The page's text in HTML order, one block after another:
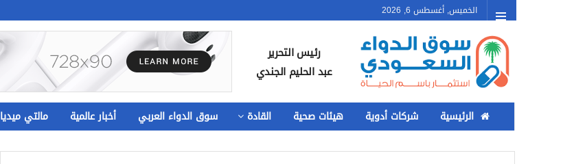
الخميس, أغسطس 6, 2026
رئيس التحرير
عبد الحليم الجندي
الرئيسية شركات أدوية هيئات صحية القادة سوق الدواء العربي أخبار عالمية مالتي ميديا